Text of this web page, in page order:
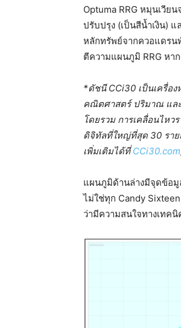
Optuma RRG หมุนเวีย
ปรับปรุง (เป็นสีน้ำเงิน)
หลักทรัพย์จากควอแดรน
ตีความแผนภูมิ RRG หา
*ดัชนี CCi30 เป็นเครื่อ
คณิตศาสตร์ ปริมาณ แล
โดยรวม การเคลื่อนไหว
ดิจิทัลที่ใหญ่ที่สุด 30 ราย
เพิ่มเติมได้ที่CCi30.com
แผนภูมิด้านล่างมีจุดข้อ
ไม่ใช่ทุก Candy
ว่ามีความสนใจทางเทคนิ